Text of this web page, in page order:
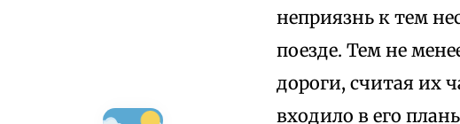
неприязнь к тем
поезде. Тем не
дороги, считая их
входило в его